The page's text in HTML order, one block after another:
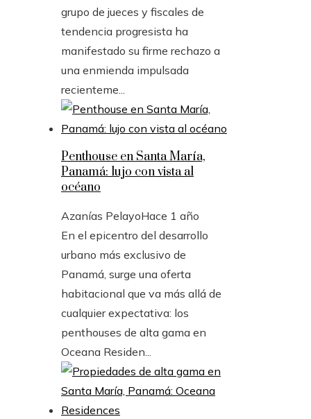
grupo de jueces y fiscales de
tendencia progresista ha
manifestado su firme rechazo a
una enmienda impulsada
recienteme...
Penthouse en Santa María,
Panamá: lujo con vista al
océano
Azanías PelayoHace 1 año
En el epicentro del desarrollo
urbano más exclusivo de
Panamá, surge una oferta
habitacional que va más allá de
cualquier expectativa: los
penthouses de alta gama en
Oceana Residen...